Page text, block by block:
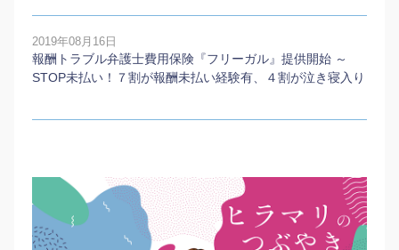
2019年08月16日
報酬トラブル弁護士費用保険『フリーガル』提供開始 ～
STOP未払い！７割が報酬未払い経験有、４割が泣き寝入り